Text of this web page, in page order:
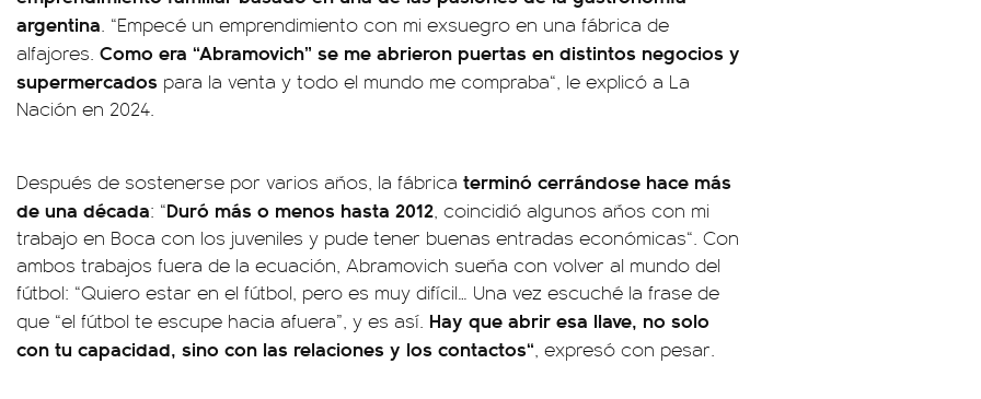
argentina. “Empecé un emprendimiento con mi exsuegro en una fábrica de
alfajores. Como era “Abramovich” se me abrieron puertas en distintos negocios y
supermercados para la venta y todo el mundo me compraba“, le explicó a La
Nación en 2024.
Después de sostenerse por varios años, la fábrica terminó cerrándose hace más
de una década: “Duró más o menos hasta 2012, coincidió algunos años con mi
trabajo en Boca con los juveniles y pude tener buenas entradas económicas“. Con
ambos trabajos fuera de la ecuación, Abramovich sueña con volver al mundo del
fútbol: “Quiero estar en el fútbol, pero es muy difícil… Una vez escuché la frase de
que “el fútbol te escupe hacia afuera”, y es así. Hay que abrir esa llave, no solo
con tu capacidad, sino con las relaciones y los contactos“, expresó con pesar.